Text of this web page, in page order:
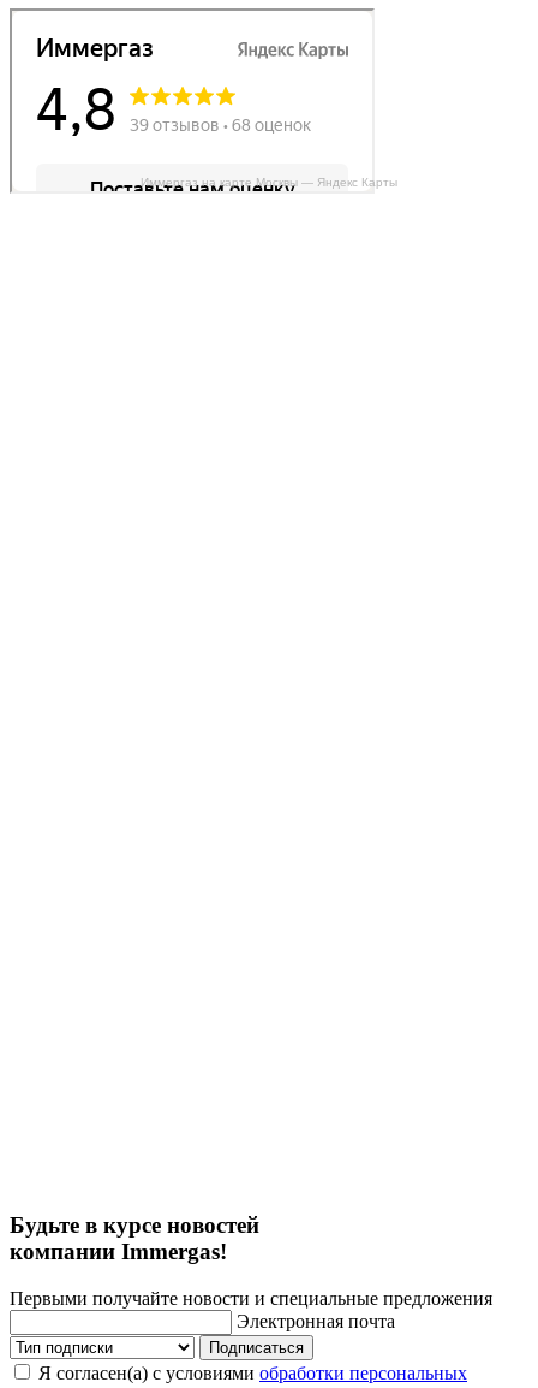
Иммергаз на карте Москвы — Яндекс Карты
Будьте в курсе новостей
компании Immergas!
Первыми получайте новости и специальные предложения
Электронная почта
Подписаться
Я согласен(а) с условиями обработки персональных